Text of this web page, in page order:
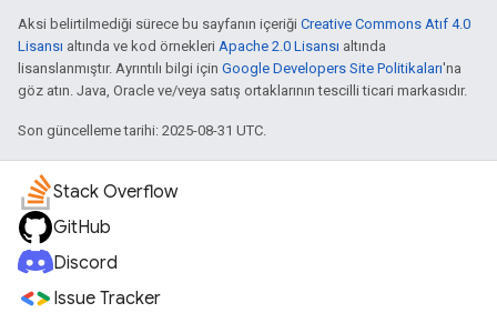
Aksi belirtilmediği sürece bu sayfanın içeriği Creative Commons Atıf 4.0
Lisansı altında ve kod örnekleri Apache 2.0 Lisansı altında
lisanslanmıştır. Ayrıntılı bilgi için Google Developers Site Politikaları'na
göz atın. Java, Oracle ve/veya satış ortaklarının tescilli ticari markasıdır.
Son güncelleme tarihi: 2025-08-31 UTC.
Stack Overflow
GitHub
Discord
Issue Tracker